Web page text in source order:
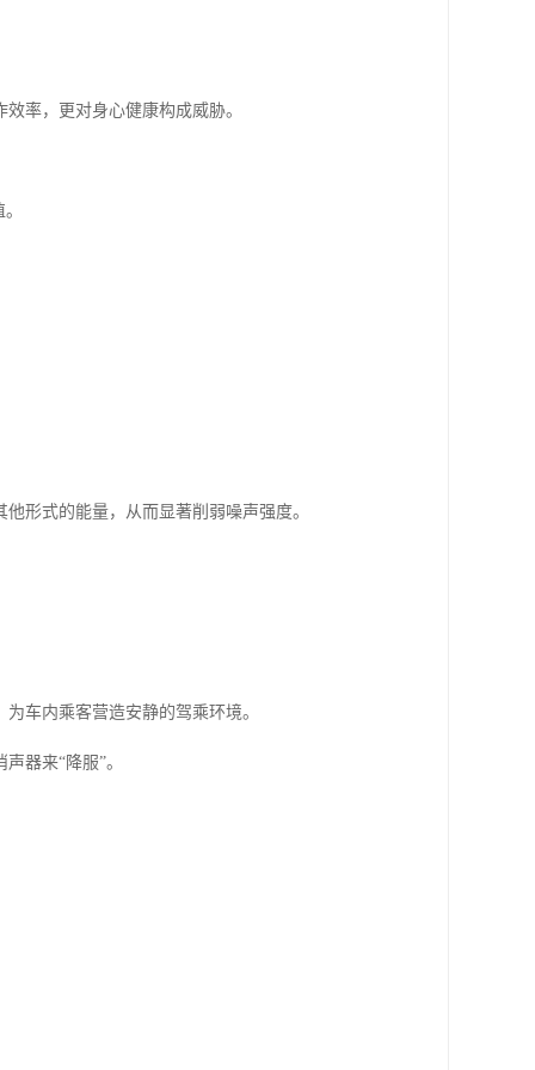
率，更对身心健康构成威胁。
形式的能量，从而显著削弱噪声强度。
车内乘客营造安静的驾乘环境。
器来“降服”。